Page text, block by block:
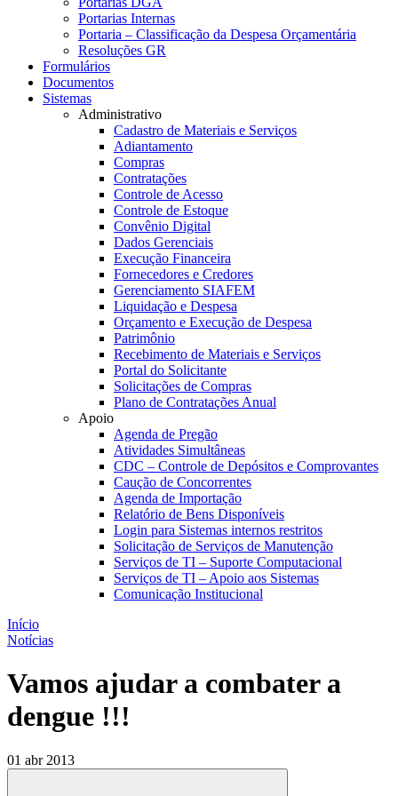
Portarias Internas
Portaria – Classificação da Despesa Orçamentária
Resoluções GR
Formulários
Documentos
Sistemas
Administrativo
Cadastro de Materiais e Serviços
Adiantamento
Compras
Contratações
Controle de Acesso
Controle de Estoque
Convênio Digital
Dados Gerenciais
Execução Financeira
Fornecedores e Credores
Gerenciamento SIAFEM
Liquidação e Despesa
Orçamento e Execução de Despesa
Patrimônio
Recebimento de Materiais e Serviços
Portal do Solicitante
Solicitações de Compras
Plano de Contratações Anual
Apoio
Agenda de Pregão
Atividades Simultâneas
CDC – Controle de Depósitos e Comprovantes
Caução de Concorrentes
Agenda de Importação
Relatório de Bens Disponíveis
Login para Sistemas internos restritos
Solicitação de Serviços de Manutenção
Serviços de TI – Suporte Computacional
Serviços de TI – Apoio aos Sistemas
Comunicação Institucional
Início
Notícias
Vamos ajudar a combater a
dengue !!!
01 abr 2013